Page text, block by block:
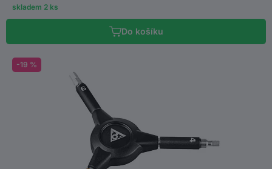
Do košíku
skladem 2 ks
-19 %